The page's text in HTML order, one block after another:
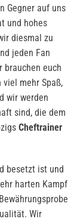
Gegner auf uns
und hohes
diesmal zu
jeden Fan
brauchen euch
mehr Spaß,
wir werden
sind, die dem
Cheftrainer
besetzt ist und
harten Kampf
Wir